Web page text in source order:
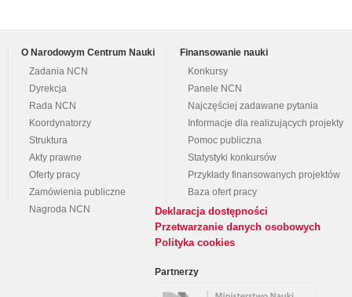
O Narodowym Centrum Nauki
Zadania NCN
Dyrekcja
Rada NCN
Koordynatorzy
Struktura
Akty prawne
Oferty pracy
Zamówienia publiczne
Nagroda NCN
Finansowanie nauki
Konkursy
Panele NCN
Najczęściej zadawane pytania
Informacje dla realizujących projekty
Pomoc publiczna
Statystyki konkursów
Przykłady finansowanych projektów
Baza ofert pracy
Deklaracja dostępności
Przetwarzanie danych osobowych
Polityka cookies
Partnerzy